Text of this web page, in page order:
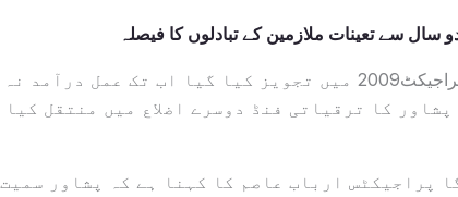
سال سے تعینات ملازمین کے تبادلوں کا فیصلہ
بیشتر علاقے سٹریٹ لائٹنگ نہیں ، سیف سیٹی پراجیکٹ2009 میں تجویز کیا گیا اب تک عمل درآمد نہ
کا ترقیاتی فنڈ دوسرے اضلاع میں منتقل کیا
پراجیکٹس ارباب عاصم کا کہنا ہے کہ پشاور سمیت